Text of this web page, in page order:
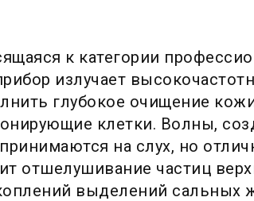
к категории
излучает
глубокое очищение
клетки. Волны,
на слух, но
отшелушивание частиц
выделений сальных